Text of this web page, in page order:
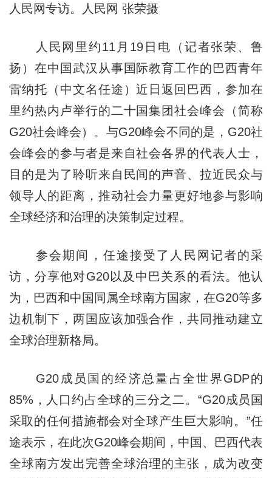
人民网专访。人民网 张荣摄
人民网里约11月19日电（记者张荣、鲁
扬）在中国武汉从事国际教育工作的巴西青年
雷纳托（中文名任途）近日返回巴西，参加在
里约热内卢举行的二十国集团社会峰会（简称
G20社会峰会）。与G20峰会不同的是，G20社
会峰会的参与者是来自社会各界的代表人士，
目的是为了聆听来自民间的声音、拉近民众与
领导人的距离，推动社会力量更好地参与影响
全球经济和治理的决策制定过程。
参会期间，任途接受了人民网记者的采
访，分享他对G20以及中巴关系的看法。他认
为，巴西和中国同属全球南方国家，在G20等多
边机制下，两国应该加强合作，共同推动建立
全球治理新格局。
G20成员国的经济总量占全世界GDP的
85%，人口约占全球的三分之二。“G20成员国
采取的任何措施都会对全球产生巨大影响。”任
途表示，在此次G20峰会期间，中国、巴西代表
全球南方发出完善全球治理的主张，成为改变